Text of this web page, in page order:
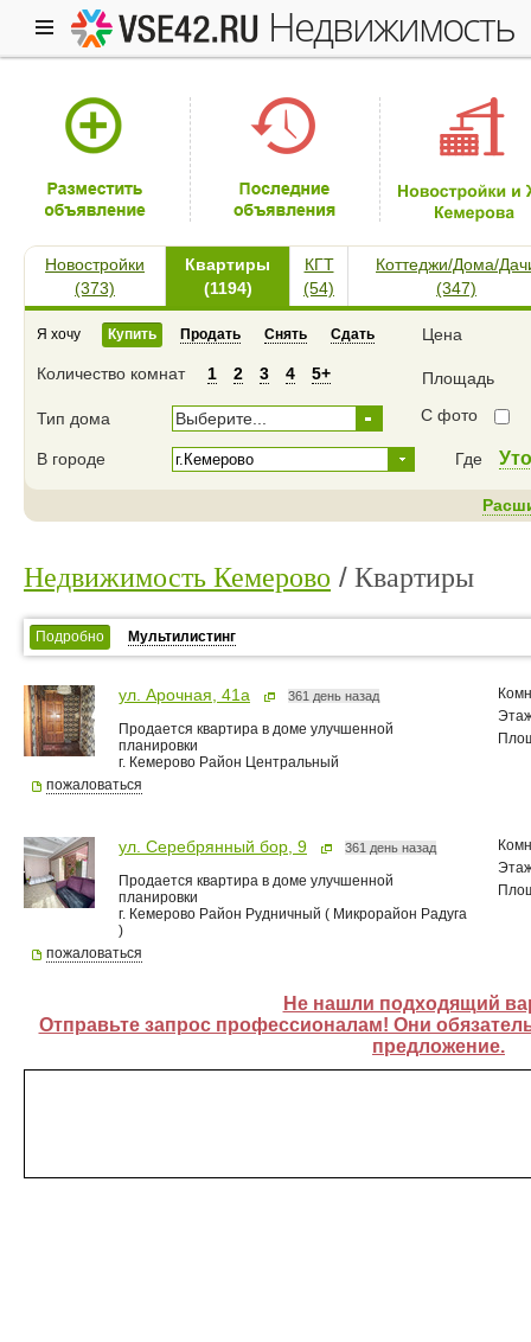
недвижимость
Новостройки
(373)
Квартиры
(1194)
КГТ
(54)
Коттеджи/Дома/
(347)
Я хочу Купить Продать Снять Сдать Цена
Количество комнат 1 2 3 4 5+ Площадь
Тип дома Выберите... С фото
В городе Где
Недвижимость Кемерово Квартиры
Подробно Мультилистинг
ул. Арочная, 41а 361 день назад
Продается квартира в доме улучшенной
планировки
г. Кемерово Район Центральный
пожаловаться
ул. Серебрянный бор, 9 361 день назад
Продается квартира в доме улучшенной
планировки
г. Кемерово Район Рудничный ( Микрорайон Радуга
)
пожаловаться
Не нашли подходящий
Отправьте запрос профессионалам! Они
предложение.